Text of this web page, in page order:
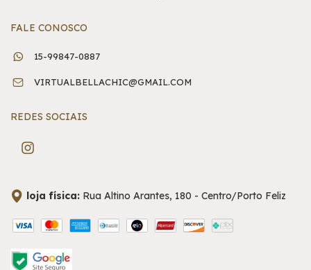
FALE CONOSCO
15-99847-0887
VIRTUALBELLACHIC@GMAIL.COM
REDES SOCIAIS
loja física: Rua Altino Arantes, 180 - Centro/Porto Feliz